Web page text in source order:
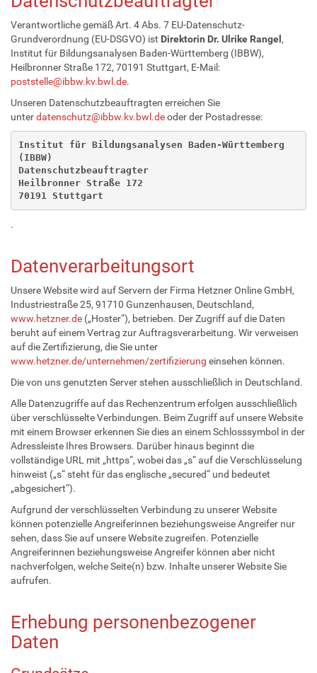
Verantwortliche gemäß Art. 4 Abs. 7 EU-Datenschutz-
Grundverordnung (EU-DSGVO) ist Direktorin Dr. Ulrike Rangel ,
Institut für Bildungsanalysen Baden-Württemberg (IBBW),
Heilbronner Straße 172, 70191 Stuttgart, E-Mail:
poststelle@ibbw.kv.bwl.de.
Unseren Datenschutzbeauftragten erreichen Sie
unterdatenschutz@ibbw.kv.bwl.deoder der Postadresse:
Institut für Bildungsanalysen Baden-Württemberg
(IBBW)
Datenschutzbeauftragter
Heilbronner Straße 172
70191 Stuttgart
.
Datenverarbeitungsort
Unsere Website wird auf Servern der Firma Hetzner Online GmbH,
Industriestraße 25, 91710 Gunzenhausen, Deutschland,
www.hetzner.de („Hoster“), betrieben. Der Zugriff auf die Daten
beruht auf einem Vertrag zur Auftragsverarbeitung. Wir verweisen
auf die Zertifizierung, die Sie unter
www.hetzner.de/unternehmen/zertifizierung einsehen können.
Die von uns genutzten Server stehen ausschließlich in Deutschland.
Alle Datenzugriffe auf das Rechenzentrum erfolgen ausschließlich
über verschlüsselte Verbindungen. Beim Zugriff auf unsere Website
mit einem Browser erkennen Sie dies an einem Schlosssymbol in der
Adressleiste Ihres Browsers. Darüber hinaus beginnt die
vollständige URL mit „https“, wobei das „s“ auf die Verschlüsselung
hinweist („s“ steht für das englische „secured“ und bedeutet
„abgesichert“).
Aufgrund der verschlüsselten Verbindung zu unserer Website
können potenzielle Angreiferinnen beziehungsweise Angreifer nur
sehen, dass Sie auf unsere Website zugreifen. Potenzielle
Angreiferinnen beziehungsweise Angreifer können aber nicht
nachverfolgen, welche Seite(n) bzw. Inhalte unserer Website Sie
aufrufen.
Erhebung personenbezogener
Daten